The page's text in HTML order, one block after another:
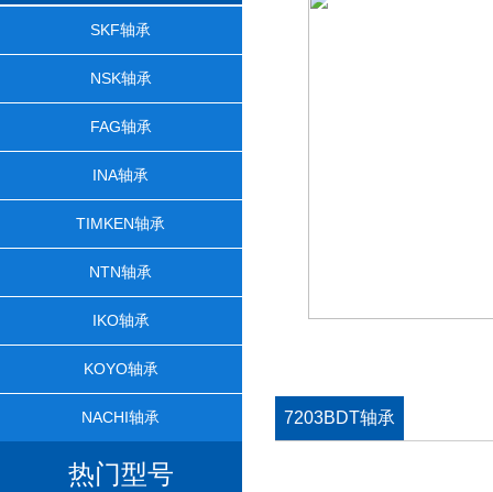
SKF轴承
NSK轴承
FAG轴承
INA轴承
TIMKEN轴承
NTN轴承
IKO轴承
KOYO轴承
NACHI轴承
热门型号
7203BDT轴承